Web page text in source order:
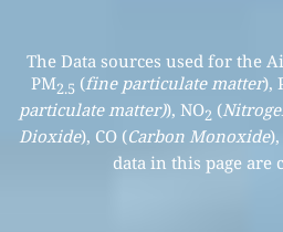
The Data sources used for the
PM2.5 (fine particulate matter),
particulate matter)), NO2 (
Dioxide), CO (Carbon Monoxide
data in this page are